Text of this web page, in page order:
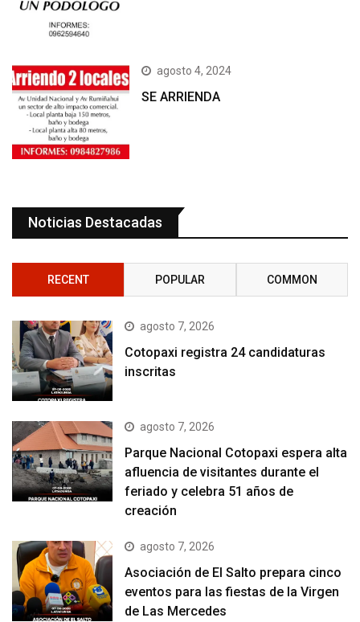
agosto 4, 2024
SE ARRIENDA
Noticias Destacadas
RECENT POPULAR COMMON
agosto 7, 2026
Cotopaxi registra 24 candidaturas
inscritas
agosto 7, 2026
Parque Nacional Cotopaxi espera alta
afluencia de visitantes durante el
feriado y celebra 51 años de
creación
agosto 7, 2026
Asociación de El Salto prepara cinco
eventos para las fiestas de la Virgen
de Las Mercedes